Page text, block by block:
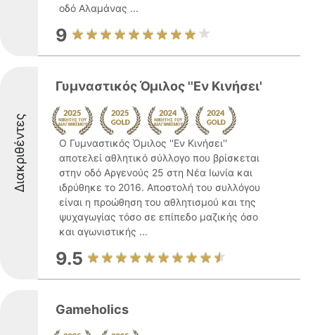
οδό Αλαμάνας ...
9
Διακριθέντες
Γυμναστικός Όμιλος ''Εν Κινήσει'
Ο Γυμναστικός Όμιλος ''Εν Κινήσει''
αποτελεί αθλητικό σύλλογο που βρίσκεται
στην οδό Αργενούς 25 στη Νέα Ιωνία και
ιδρύθηκε το 2016. Αποστολή του συλλόγου
είναι η προώθηση του αθλητισμού και της
ψυχαγωγίας τόσο σε επίπεδο μαζικής όσο
και αγωνιστικής ...
9.5
Gameholics